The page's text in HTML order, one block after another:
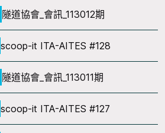
隧道協會_會訊_113012期
scoop-it ITA-AITES #128
隧道協會_會訊_113011期
scoop-it ITA-AITES #127